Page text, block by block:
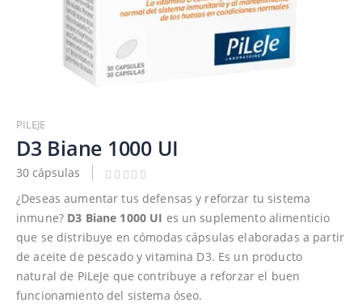
al
comienzo
de
la
galería
de
imágenes
PILEJE
D3 Biane 1000 UI
30 cápsulas
¿Deseas aumentar tus defensas y reforzar tu sistema
inmune? D3 Biane 1000 UI es un suplemento alimenticio
que se distribuye en cómodas cápsulas elaboradas a partir
de aceite de pescado y vitamina D3. Es un producto
natural de PiLeJe que contribuye a reforzar el buen
funcionamiento del sistema óseo.